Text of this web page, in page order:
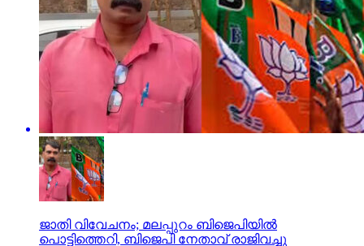
ജാതി വിവേചനം; മലപ്പുറം ബിജെപിയില്‍
പൊട്ടിത്തെറി, ബിജെപി നേതാവ് രാജിവച്ചു